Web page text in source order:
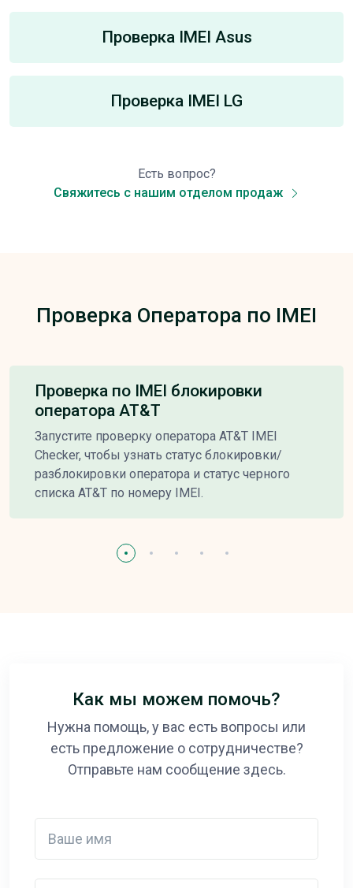
Проверка IMEI Asus
Проверка IMEI LG
Есть вопрос?
Свяжитесь с нашим отделом продаж
Проверка Оператора по IMEI
Проверка по IMEI блокировки
оператора AT&T
Запустите проверку оператора AT&T IMEI
Checker, чтобы узнать статус блокировки/
разблокировки оператора и статус черного
списка AT&T по номеру IMEI.
Как мы можем помочь?
Нужна помощь, у вас есть вопросы или
есть предложение о сотрудничестве?
Отправьте нам сообщение здесь.